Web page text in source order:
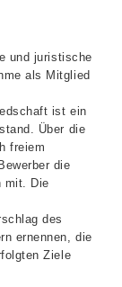
und juristische
als Mitglied
ist ein
Über die
freiem
die
mit. Die
des
ernennen, die
Ziele